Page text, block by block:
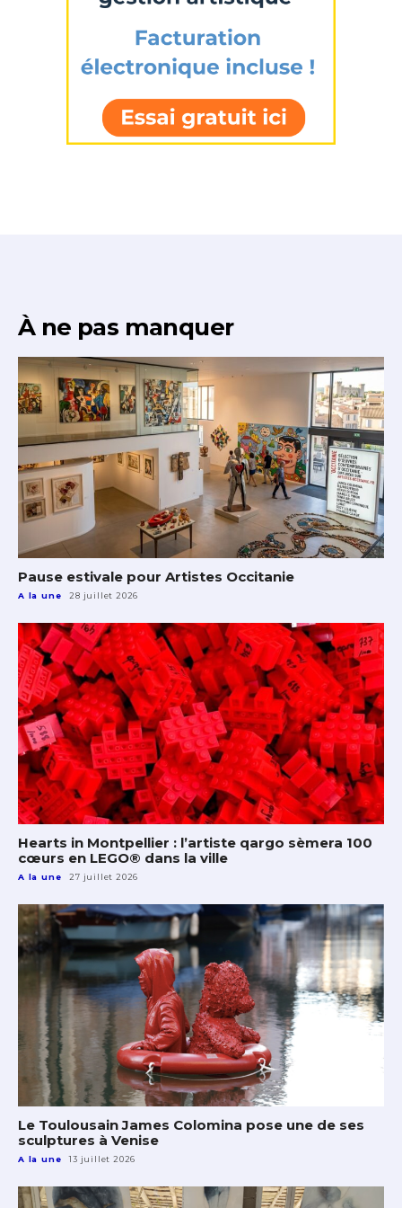
À ne pas manquer
Pause estivale pour Artistes Occitanie
A la une 28 juillet 2026
Hearts in Montpellier : l’artiste qargo sèmera 100
cœurs en LEGO® dans la ville
A la une 27 juillet 2026
Le Toulousain James Colomina pose une de ses
sculptures à Venise
A la une 13 juillet 2026